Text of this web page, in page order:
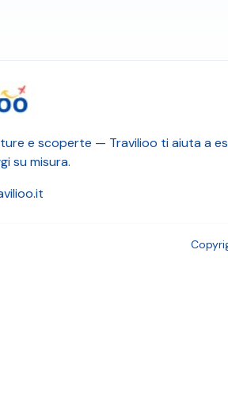
e scoperte — Travilioo ti aiuta a
su misura.